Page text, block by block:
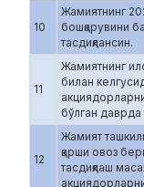
10
Жамиятнинг
бошқарувини
тасдиқлансин.
11
Жамиятнинг
билан
бўлган даврда
12
Жамият
қарши овоз
тасдиқлаш